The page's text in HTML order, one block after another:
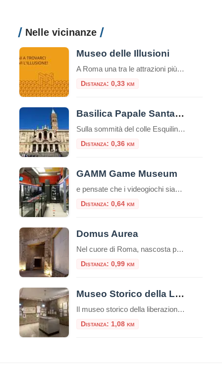
Nelle vicinanze
Museo delle Illusioni
A Roma una tra le attrazioni più insolite, divertenti e interessanti del mondo: il Museo delle Illusioni. Dal 12 novembre la venue internazionale sarà aperta al pubblico della capitale, in via Merulana 17. Roma è infatti la 38° città nel mondo – la seconda in Italia dopo Milano – ad avere una sede del museo interattivo […]
Distanza: 0,33 km
Basilica Papale Santa Maria Maggiore
Sulla sommità del colle Esquilino sorge la Basilica di Santa Maria Maggiore (o Basilica Liberiana), una delle quattro basiliche papali di Roma. Secondo la leggenda papa Liberio costruì una chiesa nel luogo, in cui, nella notte tra il 4 ed il 5 agosto del 358, sarebbe apparsa la neve sul colle dell’Esquilino, un evento miracoloso […]
Distanza: 0,36 km
GAMM Game Museum
e pensate che i videogiochi siano solo un passatempo moderno, il GAMM Game Museum di Roma è pronto a farvi cambiare idea. Situato a pochi passi dalla Stazione Termini, questo spazio non è una semplice sala giochi, ma un vero e proprio polo culturale riconosciuto, dove la storia del medium interattivo viene preservata, studiata e, […]
Distanza: 0,64 km
Domus Aurea
Nel cuore di Roma, nascosta per secoli sotto le fondamenta di monumenti successivi, giace una delle residenze più stravaganti e controverse mai costruite: la Domus Aurea, la Casa Dorata dell’imperatore Nerone. Più che un palazzo, fu un’utopia personale, un complesso colossale che ridefinì il concetto di lusso imperiale. Oggi, visitarla non è come entrare in […]
Distanza: 0,99 km
Museo Storico della Liberazione
Il museo storico della liberazione a Roma è un luogo di memoria e testimonianza della lotta per la libertà e la democrazia durante il periodo dell’occupazione nazista nella capitale italiana. Questa struttura è stata inaugurata nel 1955 e si trova nel cuore del quartiere Esquilino, nel centro storico della città. Appena entrati nel museo, ci […]
Distanza: 1,08 km